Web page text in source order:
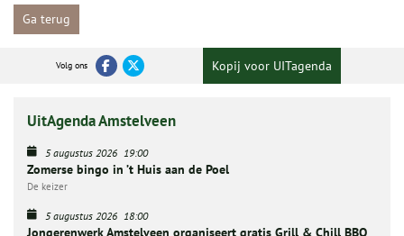
Ga terug
Volg ons Kopij voor UITagenda
UitAgenda Amstelveen
5 augustus 2026 19:00
Zomerse bingo in ’t Huis aan de Poel
De keizer
5 augustus 2026 18:00
Jongerenwerk Amstelveen organiseert gratis Grill & Chill BBQ